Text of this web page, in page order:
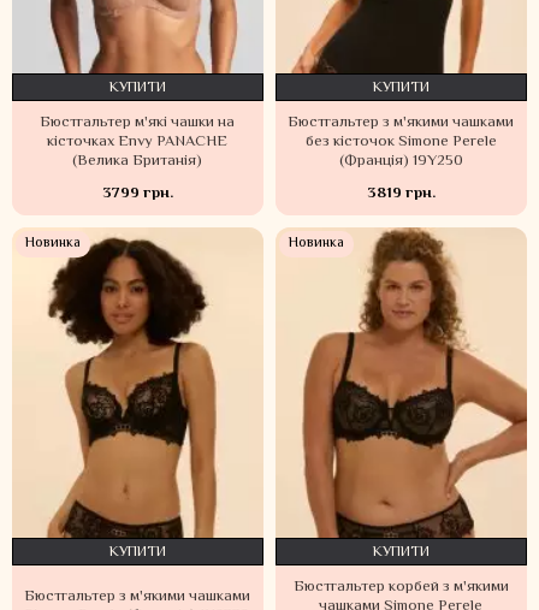
Бюстгальтер м'які чашки на
кісточках Envy PANACHE
(Велика Британія)
3799 грн.
КУПИТИ
Бюстгальтер з м'якими чашками
без кісточок Simone Perele
(Франція) 19Y250
3819 грн.
КУПИТИ
Новинка
Бюстгальтер з м'якими чашками
КУПИТИ
Новинка
Бюстгальтер корбей з м'якими
КУПИТИ